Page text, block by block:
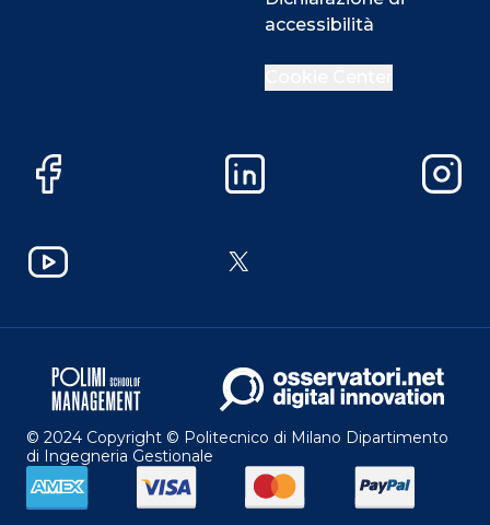
accessibilità
Facebook LinkedIn
YouTube X
© 2024 Copyright © Politecnico di Milano Dipartimento
di Ingegneria Gestionale